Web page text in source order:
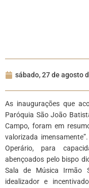
sábado, 27 de agosto
As inaugurações que
Paróquia São João
Campo, foram em
valorizada
Operário, para
abençoados pelo bispo
Sala de Música Irmão
idealizador e